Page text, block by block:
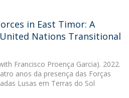
in East Timor: A
Nations Transitional
Francisco Proença Garcia). 2022.
anos da presença das Forças
Lusas em Terras do Sol